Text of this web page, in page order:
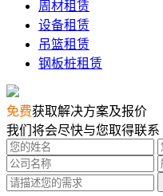
周材租赁
设备租赁
吊篮租赁
钢板桩租赁
免费获取解决方案及报价
我们将会尽快与您取得联系